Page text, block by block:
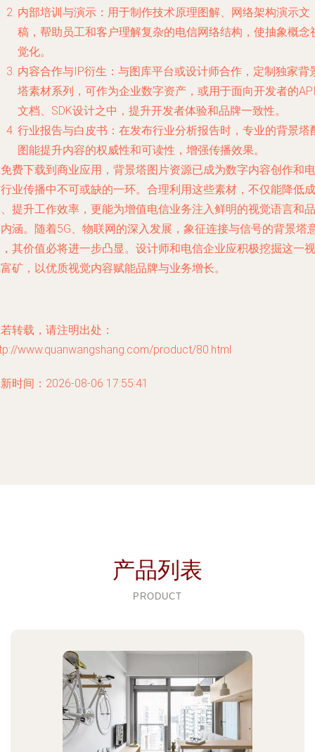
内部培训与演示：用于制作技术原理图解、网络架构演示文
稿，帮助员工和客户理解复杂的电信网络结构，使抽象概念
觉化。
内容合作与IP衍生：与图库平台或设计师合作，定制独家背
塔素材系列，可作为企业数字资产，或用于面向开发者的
文档、SDK设计之中，提升开发者体验和品牌一致性。
行业报告与白皮书：在发布行业分析报告时，专业的背景塔
图能提升内容的权威性和可读性，增强传播效果。
费下载到商业应用，背景塔图片资源已成为数字内容创作和电
业传播中不可或缺的一环。合理利用这些素材，不仅能降低成
提升工作效率，更能为增值电信业务注入鲜明的视觉语言和品
涵。随着5G、物联网的深入发展，象征连接与信号的背景塔
其价值必将进一步凸显。设计师和电信企业应积极挖掘这一视
矿，以优质视觉内容赋能品牌与业务增长。
转载，请注明出处：
www.quanwangshang.com/product/80.html
时间：2026-08-06 17:55:41
产品列表
PRODUCT